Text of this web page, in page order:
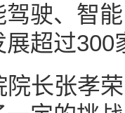
驶、智
超过
长张孝